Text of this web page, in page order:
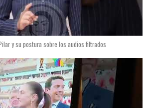
y su postura sobre los audios filtrados